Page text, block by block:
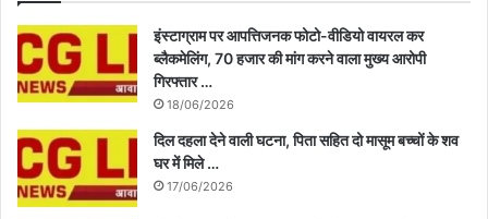
इंस्टाग्राम पर आपत्तिजनक फोटो-वीडियो वायरल कर
ब्लैकमेलिंग, 70 हजार की मांग करने वाला मुख्य आरोपी
गिरफ्तार …
18/06/2026
दिल दहला देने वाली घटना, पिता सहित दो मासूम बच्चों के शव
घर में मिले …
17/06/2026